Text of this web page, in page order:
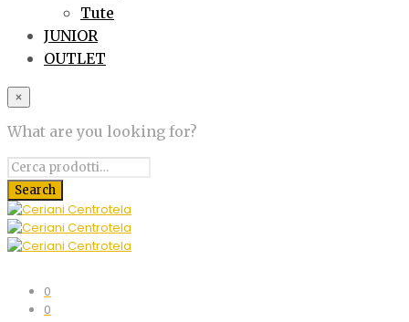
Tute
JUNIOR
OUTLET
×
What are you looking for?
0
0